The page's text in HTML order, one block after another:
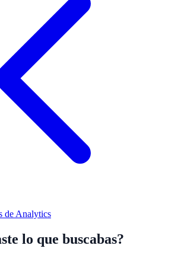
de Analytics
lo que buscabas?